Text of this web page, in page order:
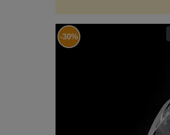
-30%